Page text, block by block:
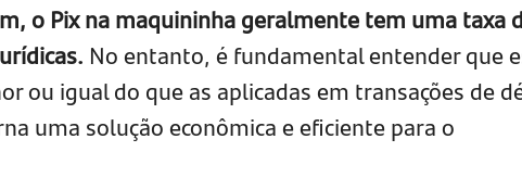
o Pix na maquininha geralmente tem uma taxa
No entanto, é fundamental entender que
ou igual do que as aplicadas em transações de
uma solução econômica e eficiente para o